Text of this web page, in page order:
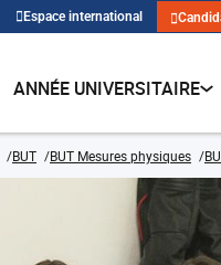
Espace international
ANNÉE UNIVERSITAIRE
BUT BUT Mesures physiques